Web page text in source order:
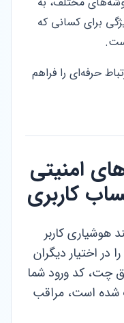
برای کسانی که
حرفه‌ای را فراهم
امنیتی
کاربری
هوشیاری کاربر
در اختیار دیگران
چت، کد ورود شما
شده است، مراقب